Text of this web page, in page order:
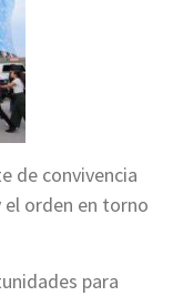
de convivencia
orden en torno
para